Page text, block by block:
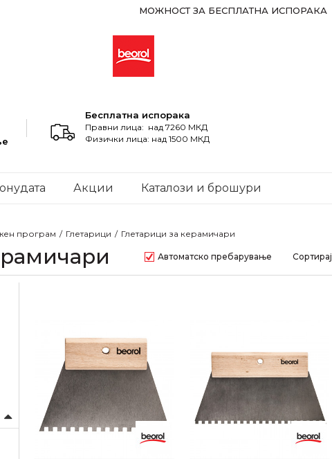
МОЖНОСТ ЗА БЕСПЛАТНА ИСПОРАКА
Бесплатна испорака
Правни лица: над 7260 МКД
Физички лица: над 1500 МКД
Акции Каталози и брошури
програм Глетарици Глетарици за керамичари
Автоматско пребарување Сортирај